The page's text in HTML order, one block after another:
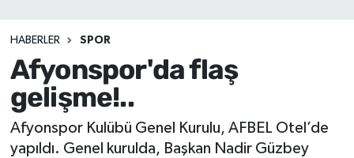
HABERLER SPOR
Afyonspor'da flaş
gelişme!..
Afyonspor Kulübü Genel Kurulu, AFBEL Otel’de
yapıldı. Genel kurulda, Başkan Nadir Güzbey
Sağlık
Eğitim
Sivil Toplum